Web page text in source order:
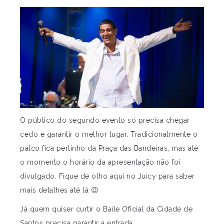
O público do segundo evento só precisa chegar
cedo e garantir o melhor lugar. Tradicionalmente o
palco fica pertinho da Praça das Bandeiras, mas até
o momento o horário da apresentação não foi
divulgado. Fique de olho aqui no Juicy para saber
mais detalhes até lá 😉
Já quem quiser curtir o Baile Oficial da Cidade de